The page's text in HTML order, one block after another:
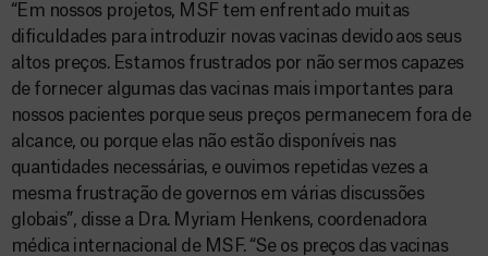
“Em nossos projetos, MSF tem enfrentado muitas
dificuldades para introduzir novas vacinas devido aos seus
altos preços. Estamos frustrados por não sermos capazes
de fornecer algumas das vacinas mais importantes para
nossos pacientes porque seus preços permanecem fora de
alcance, ou porque elas não estão disponíveis nas
quantidades necessárias, e ouvimos repetidas vezes a
mesma frustração de governos em várias discussões
globais”, disse a Dra. Myriam Henkens, coordenadora
médica internacional de MSF. “Se os preços das vacinas